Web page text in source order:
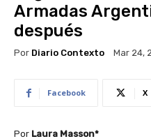
Armadas
después
Por Diario Contexto Mar 24,
Facebook X
Por Laura Masson*